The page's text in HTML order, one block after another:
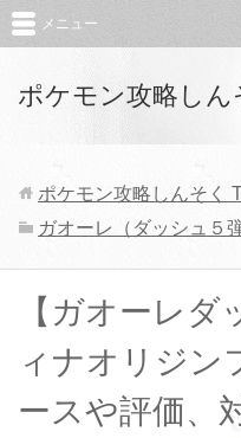
ポケモン攻略しん
メニュー
ポケモン攻略しんそく
ガオーレ（ダッシュ５弾
【ガオーレ
ィナオリジン
ースや評価、